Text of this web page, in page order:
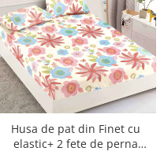
Husa de pat din Finet cu
elastic+ 2 fete de perna